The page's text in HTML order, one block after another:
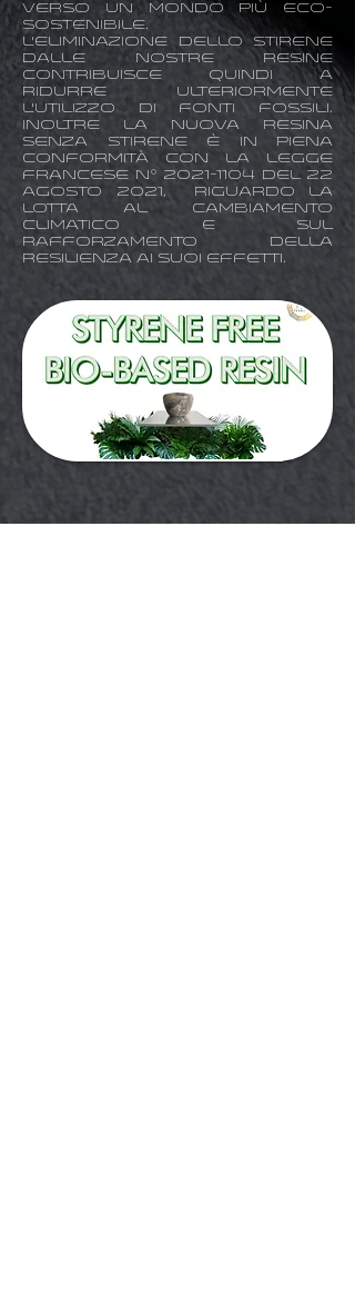
verso un mondo più eco-
sostenibile.
L'eliminazione dello stirene
dalle nostre resine
contribuisce quindi a
ridurre ulteriormente
l'utilizzo di fonti fossili.
Inoltre la nuova resina
senza stirene è in piena
conformità con la LEGGE
FRANCESE n° 2021-1104 DEL 22
AGOSTO 2021, riguardo la
lotta al cambiamento
climatico e sul
rafforzamento della
resilienza ai suoi effetti.